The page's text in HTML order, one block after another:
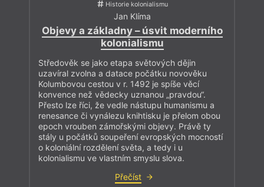
Historie kolonialismu
Jan Klíma
Objevy a základny – úsvit moderního
kolonialismu
Středověk se jako etapa světových dějin
uzavíral zvolna a datace počátku novověku
Kolumbovou cestou v r. 1492 je spíše věcí
konvence než vědecky uznanou „pravdou“.
Přesto lze říci, že vedle nástupu humanismu a
renesance či vynálezu knihtisku je přelom obou
epoch vrouben zámořskými objevy. Právě ty
stály u počátků soupeření evropských mocností
o koloniální rozdělení světa, a tedy i u
kolonialismu ve vlastním smyslu slova.
Přečíst